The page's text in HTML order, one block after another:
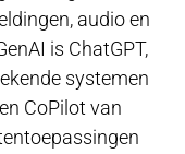
audio en
is ChatGPT,
systemen
CoPilot van